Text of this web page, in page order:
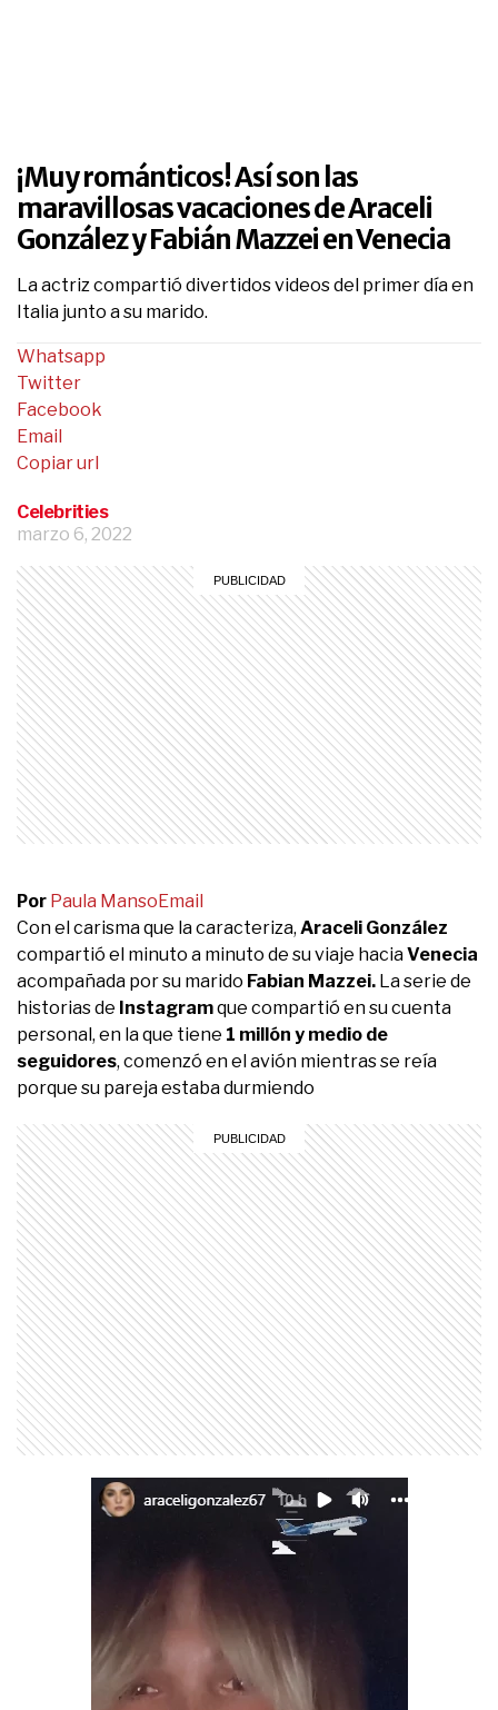
¡Muy románticos! Así son las
maravillosas vacaciones de Araceli
González y Fabián Mazzei en Venecia
La actriz compartió divertidos videos del primer día en
Italia junto a su marido.
Celebrities
marzo 6, 2022
Whatsapp
Twitter
Facebook
Email
Copiar url
Por Paula MansoEmail
Con el carisma que la caracteriza, Araceli González
compartió el minuto a minuto de su viaje haciaVenecia
acompañada por su marido Fabian Mazzei. La serie de
historias de Instagramque compartió en su cuenta
personal, en la que tiene 1 millón y medio de
seguidores, comenzó en el avión mientras se reía
porque su pareja estaba durmiendo